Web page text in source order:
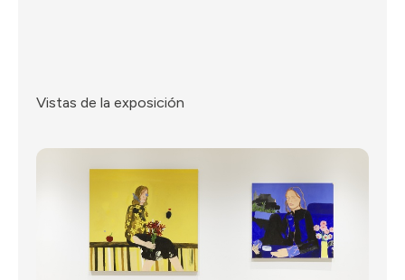
Vistas de la exposición